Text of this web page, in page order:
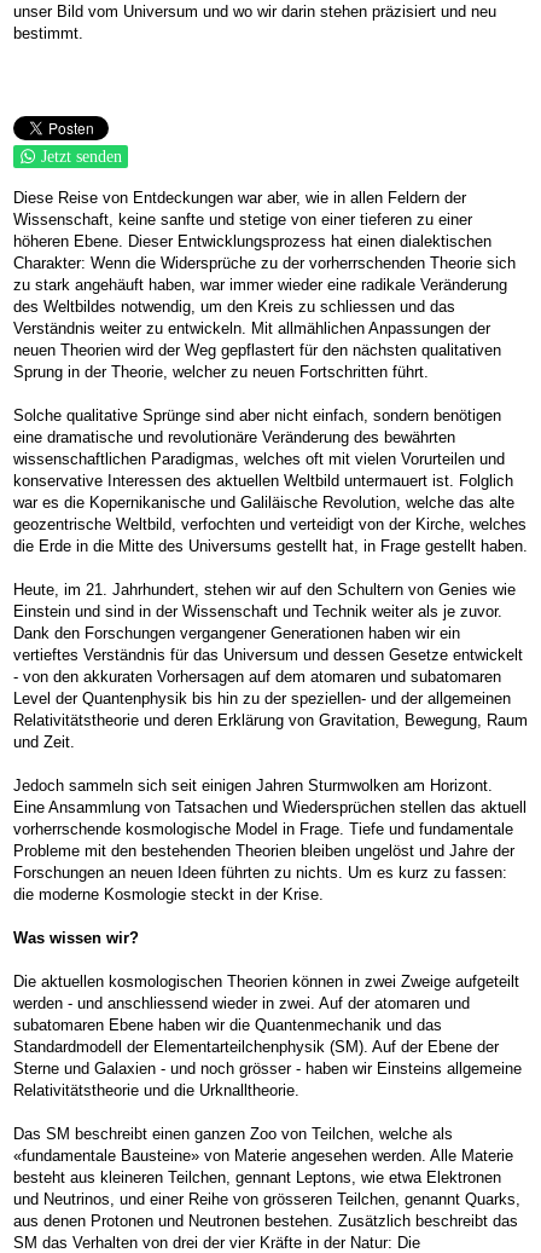
unser Bild vom Universum und wo wir darin stehen präzisiert und neu
bestimmt.
Jetzt senden
Diese Reise von Entdeckungen war aber, wie in allen Feldern der
Wissenschaft, keine sanfte und stetige von einer tieferen zu einer
höheren Ebene. Dieser Entwicklungsprozess hat einen dialektischen
Charakter: Wenn die Widersprüche zu der vorherrschenden Theorie sich
zu stark angehäuft haben, war immer wieder eine radikale Veränderung
des Weltbildes notwendig, um den Kreis zu schliessen und das
Verständnis weiter zu entwickeln. Mit allmählichen Anpassungen der
neuen Theorien wird der Weg gepflastert für den nächsten qualitativen
Sprung in der Theorie, welcher zu neuen Fortschritten führt.
Solche qualitative Sprünge sind aber nicht einfach, sondern benötigen
eine dramatische und revolutionäre Veränderung des bewährten
wissenschaftlichen Paradigmas, welches oft mit vielen Vorurteilen und
konservative Interessen des aktuellen Weltbild untermauert ist. Folglich
war es die Kopernikanische und Galiläische Revolution, welche das alte
geozentrische Weltbild, verfochten und verteidigt von der Kirche, welches
die Erde in die Mitte des Universums gestellt hat, in Frage gestellt haben.
Heute, im 21. Jahrhundert, stehen wir auf den Schultern von Genies wie
Einstein und sind in der Wissenschaft und Technik weiter als je zuvor.
Dank den Forschungen vergangener Generationen haben wir ein
vertieftes Verständnis für das Universum und dessen Gesetze entwickelt
- von den akkuraten Vorhersagen auf dem atomaren und subatomaren
Level der Quantenphysik bis hin zu der speziellen- und der allgemeinen
Relativitätstheorie und deren Erklärung von Gravitation, Bewegung, Raum
und Zeit.
Jedoch sammeln sich seit einigen Jahren Sturmwolken am Horizont.
Eine Ansammlung von Tatsachen und Wiedersprüchen stellen das aktuell
vorherrschende kosmologische Model in Frage. Tiefe und fundamentale
Probleme mit den bestehenden Theorien bleiben ungelöst und Jahre der
Forschungen an neuen Ideen führten zu nichts. Um es kurz zu fassen:
die moderne Kosmologie steckt in der Krise.
Was wissen wir?
Die aktuellen kosmologischen Theorien können in zwei Zweige aufgeteilt
werden - und anschliessend wieder in zwei. Auf der atomaren und
subatomaren Ebene haben wir die Quantenmechanik und das
Standardmodell der Elementarteilchenphysik (SM). Auf der Ebene der
Sterne und Galaxien - und noch grösser - haben wir Einsteins allgemeine
Relativitätstheorie und die Urknalltheorie.
Das SM beschreibt einen ganzen Zoo von Teilchen, welche als
«fundamentale Bausteine» von Materie angesehen werden. Alle Materie
besteht aus kleineren Teilchen, gennant Leptons, wie etwa Elektronen
und Neutrinos, und einer Reihe von grösseren Teilchen, genannt Quarks,
aus denen Protonen und Neutronen bestehen. Zusätzlich beschreibt das
SM das Verhalten von drei der vier Kräfte in der Natur: Die